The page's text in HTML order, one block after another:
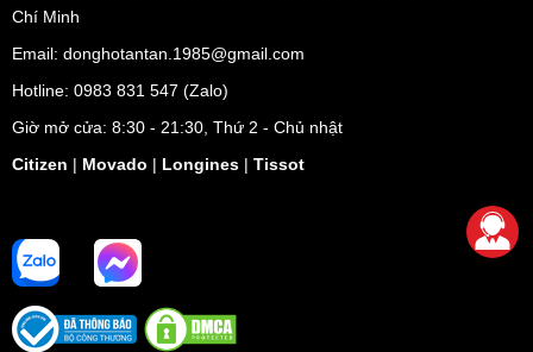
Chí Minh
Email: donghotantan.1985@gmail.com
Hotline: 0983 831 547 (Zalo)
Giờ mở cửa: 8:30 - 21:30, Thứ 2 - Chủ nhật
Citizen | Movado | Longines | Tissot